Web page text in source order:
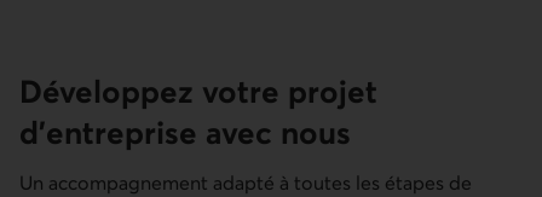
Développez votre projet
d’entreprise avec nous
Un accompagnement adapté à toutes les étapes de